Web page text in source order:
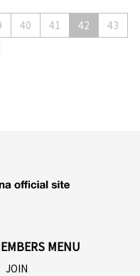
40 41 42(current)
43
MENU
JOIN